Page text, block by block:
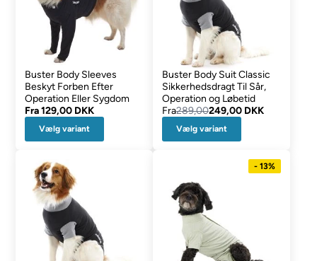
Buster Body Sleeves
Beskyt Forben Efter
Operation Eller Sygdom
Fra129,00 DKK
Vælg variant
Buster Body Suit Classic
Sikkerhedsdragt Til Sår,
Operation og Løbetid
Fra289,00249,00 DKK
Vælg variant
- 13%